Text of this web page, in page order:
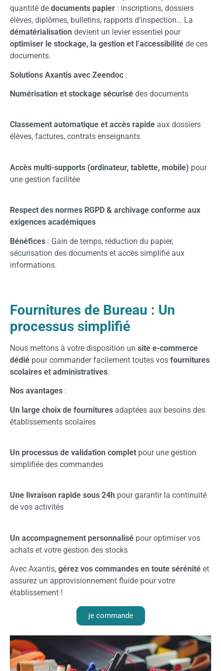
quantité de documents papier : inscriptions, dossiers
élèves, diplômes, bulletins, rapports d’inspection… La
dématérialisation devient un levier essentiel pour
optimiser le stockage, la gestion et l’accessibilité de ces
documents.
Solutions Axantis avec Zeendoc :
Numérisation et stockage sécurisé des documents
Classement automatique et accès rapide aux dossiers
élèves, factures, contrats enseignants
Accès multi-supports (ordinateur, tablette, mobile) pour
une gestion facilitée
Respect des normes RGPD & archivage conforme aux
exigences académiques
Bénéfices : Gain de temps, réduction du papier,
sécurisation des documents et accès simplifié aux
informations.
Fournitures de Bureau : Un
processus simplifié
Nous mettons à votre disposition un site e-commerce
dédié pour commander facilement toutes vos fournitures
scolaires et administratives.
Nos avantages :
Un large choix de fournitures adaptées aux besoins des
établissements scolaires
Un processus de validation complet pour une gestion
simplifiée des commandes
Une livraison rapide sous 24h pour garantir la continuité
de vos activités
Un accompagnement personnalisé pour optimiser vos
achats et votre gestion des stocks
Avec Axantis, gérez vos commandes en toute sérénité et
assurez un approvisionnement fluide pour votre
établissement !
je commande